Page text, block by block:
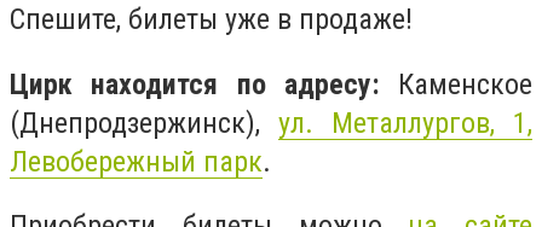
Спешите, билеты уже в продаже!
Цирк находится по адресу: Каменское
(Днепродзержинск), ул. Металлургов, 1,
Левобережный парк.